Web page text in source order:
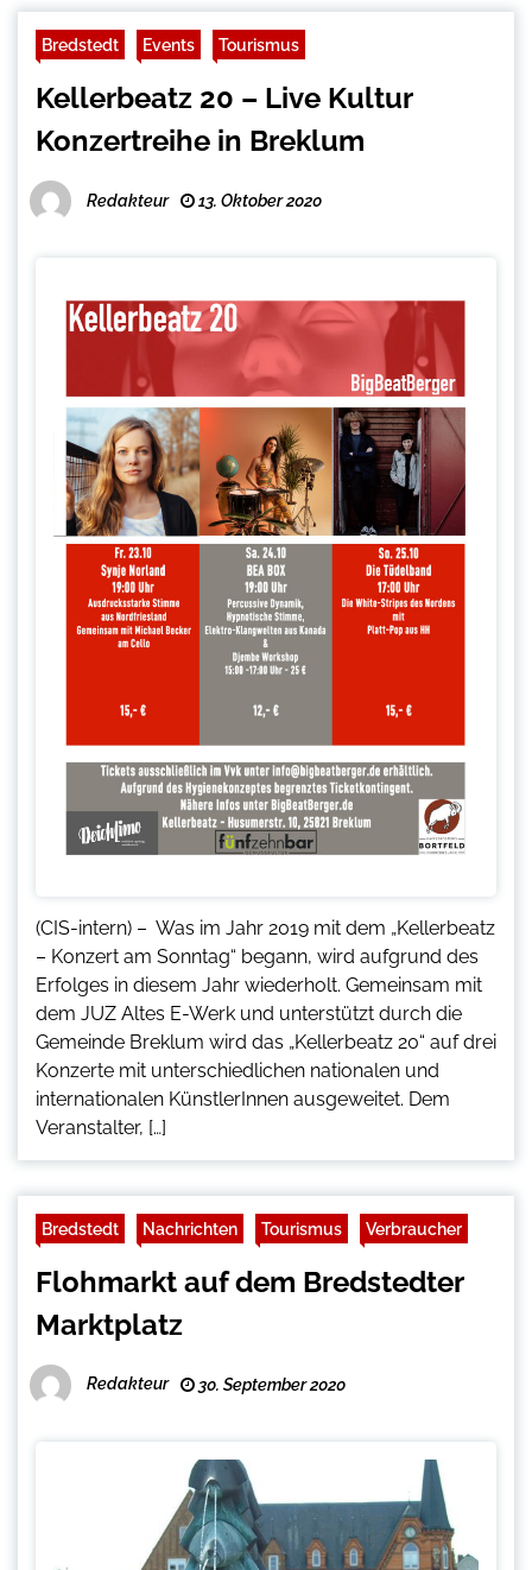
Bredstedt Events Tourismus
Kellerbeatz 20 – Live Kultur
Konzertreihe in Breklum
Redakteur 13. Oktober 2020
(CIS-intern) – Was im Jahr 2019 mit dem „Kellerbeatz
– Konzert am Sonntag“ begann, wird aufgrund des
Erfolges in diesem Jahr wiederholt. Gemeinsam mit
dem JUZ Altes E-Werk und unterstützt durch die
Gemeinde Breklum wird das „Kellerbeatz 20“ auf drei
Konzerte mit unterschiedlichen nationalen und
internationalen KünstlerInnen ausgeweitet. Dem
Veranstalter, […]
Bredstedt Nachrichten Tourismus Verbraucher
Flohmarkt auf dem Bredstedter
Marktplatz
Redakteur 30. September 2020